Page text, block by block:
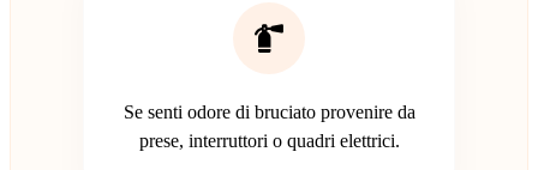
Se senti odore di bruciato provenire da
prese, interruttori o quadri elettrici.